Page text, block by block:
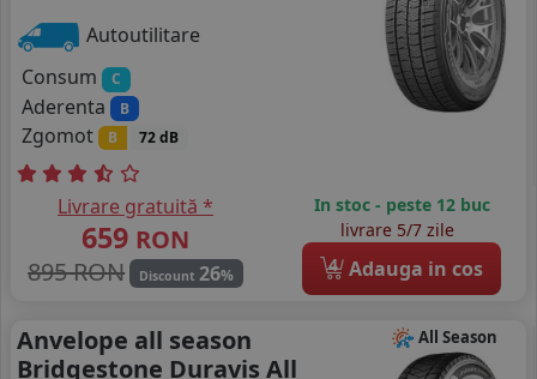
Autoutilitare
Consum
C
Aderenta B
Zgomot B 72 dB
Livrare gratuită *
659 RON
895 RON
Discount 26%
In stoc - peste 12 buc
livrare 5/7 zile
4 Adauga in cos
All Season
Anvelope all season
Bridgestone Duravis All